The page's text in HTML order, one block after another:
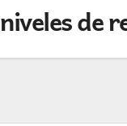
niveles de